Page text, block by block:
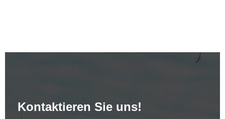
Kontaktieren Sie uns!